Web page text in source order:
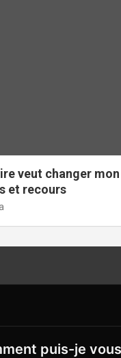
veut changer mon
et recours
puis-je